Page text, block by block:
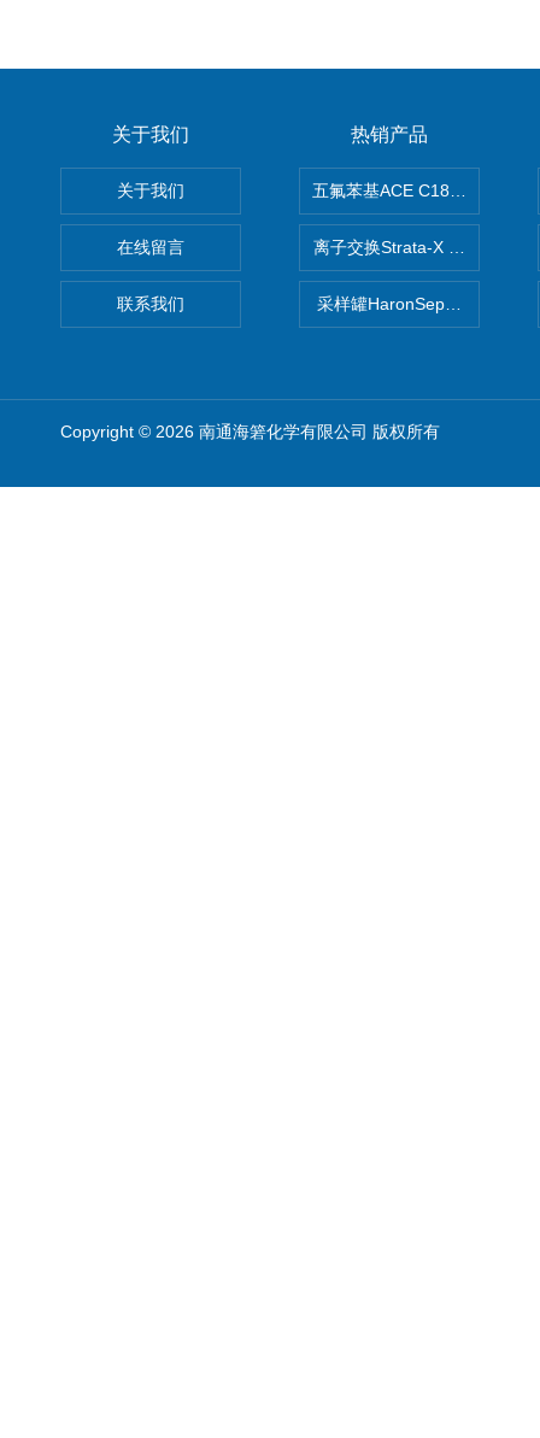
关于我们
关于我们
在线留言
联系我们
热销产品
五氟苯基ACE C18-PFP色谱柱
离子交换Strata-X SPE聚合物
采样罐HaronSep国产苏玛罐
Copyright © 2026 南通海箬化学有限公司 版权所有